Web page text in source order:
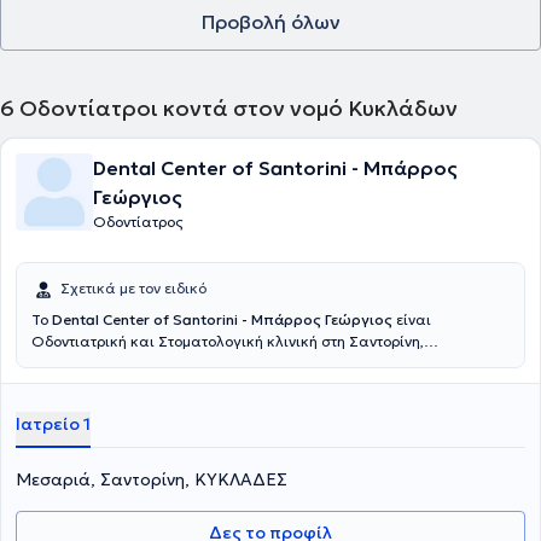
Προβολή όλων
6 Οδοντίατροι κοντά στον νομό Κυκλάδων
Dental Center of Santorini - Μπάρρος
Γεώργιος
Οδοντίατρος
Σχετικά με τον ειδικό
Το
Dental Center of Santorini - Μπάρρος Γεώργιος είναι
Οδοντιατρική και Στοματολογική κλινική στη Σαντορίνη,
Γεώργιος. Σπούδασε στην Οδοντιατρική Σχολή Αριστοτέλειου
1987. Παρακολούθησε στο τμήμα του πανεπιστήμιου Θεσσαλονίκης
επί τέσσερα έτη το τμήμα Οδοντοπροσθετολογίας. Το 1993
παρακολούθησε επί τρία συναπτά έτη στο Ινστιτούτο Ερευνών και
Εφαρμογών Ομοιοπαθητικής Ιατρικής, στο Νοσοκομείο Αγλαΐα
Κυριακού μαθήματα Ομοιοπαθητικής Ιατρικής καθώς και
Ομοιοπαθητικής Οδοντιατρικής, λαμβάνοντας πιστοποιητικό
Ιατρείο 1
Μεσαριά, Σαντορίνη, ΚΥΚΛΑΔΕΣ
Δες το προφίλ